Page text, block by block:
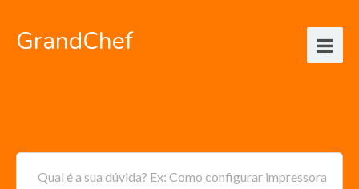
GrandChef
Qual é a sua dúvida? Ex: Como configurar impressora